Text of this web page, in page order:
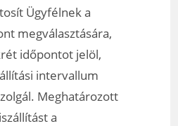
Ügyfélnek a
megválasztására,
időpontot jelöl,
intervallum
Meghatározott
a